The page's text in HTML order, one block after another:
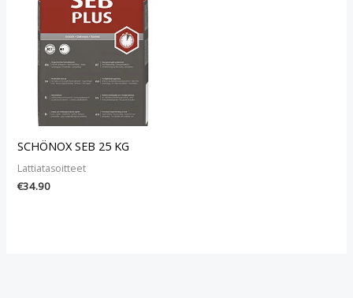
SCHÖNOX SEB 25 KG
Lattiatasoitteet
€34.90